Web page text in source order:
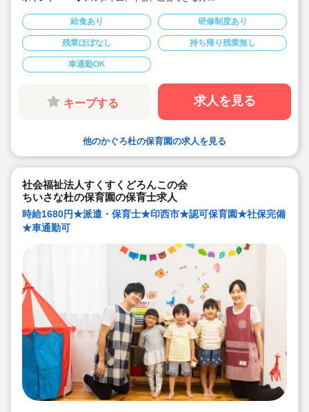
◆社会保険完備！
◆皆勤手当あり♪
◆派遣でのお仕事
◆車通勤可
給食あり 研修制度あり
残業ほぼなし 持ち帰り残業無し
車通勤OK
キープする 求人を見る
他のかぐろ杜の保育園の求人を見る
社会福祉法人すくすくどろんこの会
ちいさな杜の保育園の保育士求人
時給1680円★派遣・保育士★印西市★認可保育園★社保完備
★車通勤可